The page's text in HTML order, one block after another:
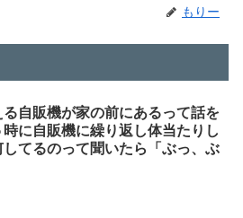
もりー
自販機が家の前にあるって話を
に自販機に繰り返し体当たりし
てるのって聞いたら「ぶっ、ぶ